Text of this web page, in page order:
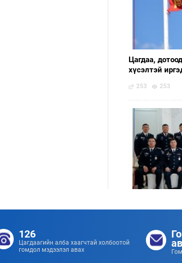
Цагдаа,
хүсэлтэй
253 253
Цэргийн дээд
253 253
126
Цагдаагийн алба хаагчтай холбоотой
гомдол мэдээлэл авах